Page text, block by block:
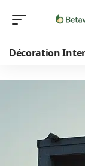
Décoration